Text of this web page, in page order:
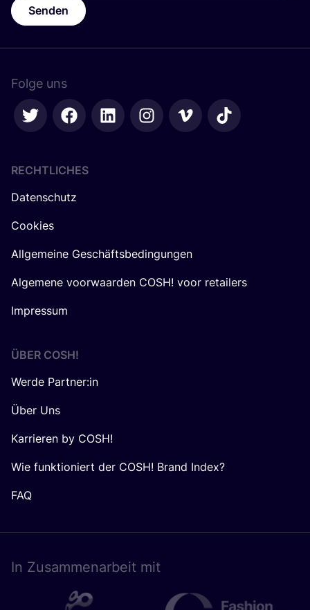
Senden
Folge uns
RECHTLICHES
Datenschutz
Cookies
Allgemeine Geschäftsbedingungen
Algemene voorwaarden COSH! voor retailers
Impressum
ÜBER COSH!
Werde Partner:in
Über Uns
Karrieren by COSH!
Wie funktioniert der COSH! Brand Index?
FAQ
In Zusam­men­ar­beit mit